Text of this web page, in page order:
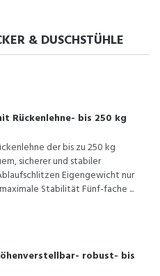
& DUSCHSTÜHLE
Rückenlehne- bis 250 kg
der bis zu 250 kg
sicherer und stabiler
Eigengewicht nur
Stabilität Fünf-fache ...
robust- bis